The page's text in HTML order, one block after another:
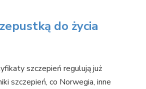
do życia
szczepień regulują już
szczepień, co Norwegia, inne